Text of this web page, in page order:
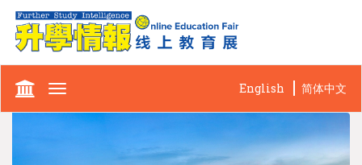
Toggle
English 简体中文